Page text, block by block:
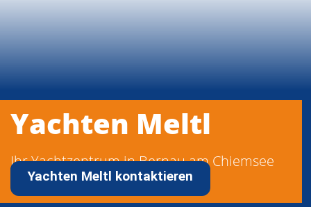
Yachten Meltl
Ihr Yachtzentrum in Bernau am Chiemsee
Yachten Meltl kontaktieren